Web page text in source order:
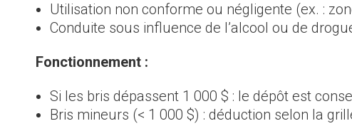
Utilisation non conforme ou négligente (ex. :
Conduite sous influence de l’alcool ou de
Fonctionnement :
Si les bris dépassent 1 000 $ : le dépôt est
Bris mineurs (< 1 000 $) : déduction selon la